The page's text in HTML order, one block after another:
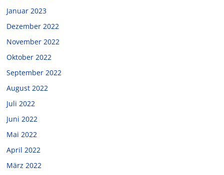
Januar 2023
Dezember 2022
November 2022
Oktober 2022
September 2022
August 2022
Juli 2022
Juni 2022
Mai 2022
April 2022
März 2022